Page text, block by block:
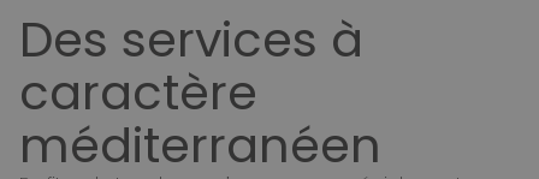
Des services à
caractère
méditerranéen